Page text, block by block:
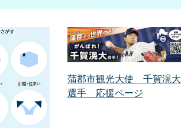
蒲郡市観光大使 千賀滉大
選手 応援ページ